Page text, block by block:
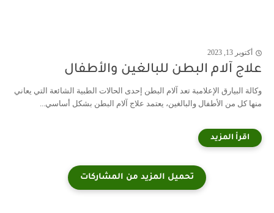
أكتوبر 13, 2023
علاج آلام البطن للبالغين والأطفال
وكالة البيارق الإعلامبة تعد آلام البطن إحدى الحالات الطبية الشائعة التي يعاني
منها كل من الأطفال والبالغين، يعتمد علاج آلام البطن بشكل أساسي...